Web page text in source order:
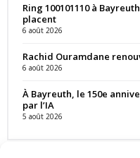
Ring 100101110 à
placent
6 août 2026
Rachid Ouramdane
6 août 2026
À Bayreuth, le 150e
par l’IA
5 août 2026